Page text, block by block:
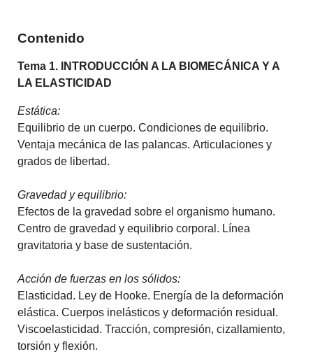
Contenido
Tema 1. INTRODUCCIÓN A LA BIOMECÁNICA Y A
LA ELASTICIDAD
Estática:
Equilibrio de un cuerpo. Condiciones de equilibrio.
Ventaja mecánica de las palancas. Articulaciones y
grados de libertad.
Gravedad y equilibrio:
Efectos de la gravedad sobre el organismo humano.
Centro de gravedad y equilibrio corporal. Línea
gravitatoria y base de sustentación.
Acción de fuerzas en los sólidos:
Elasticidad. Ley de Hooke. Energía de la deformación
elástica. Cuerpos inelásticos y deformación residual.
Viscoelasticidad. Tracción, compresión, cizallamiento,
torsión y flexión.